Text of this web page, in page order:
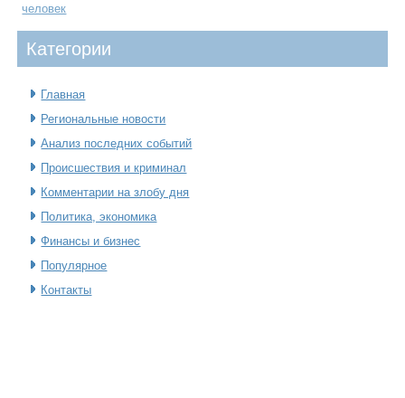
человек
Категοрии
Главная
Региональные новости
Анализ последних событий
Происшествия и криминал
Комментарии на злобу дня
Политика, экономика
Финансы и бизнес
Популярное
Контакты